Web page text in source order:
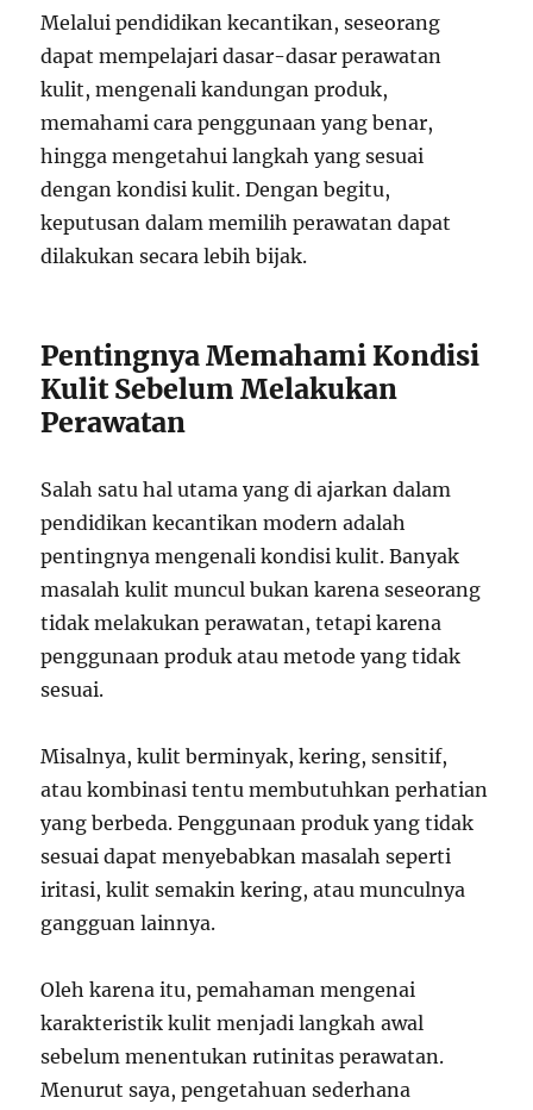
Melalui pendidikan kecantikan, seseorang
dapat mempelajari dasar-dasar perawatan
kulit, mengenali kandungan produk,
memahami cara penggunaan yang benar,
hingga mengetahui langkah yang sesuai
dengan kondisi kulit. Dengan begitu,
keputusan dalam memilih perawatan dapat
dilakukan secara lebih bijak.
Pentingnya Memahami Kondisi
Kulit Sebelum Melakukan
Perawatan
Salah satu hal utama yang di ajarkan dalam
pendidikan kecantikan modern adalah
pentingnya mengenali kondisi kulit. Banyak
masalah kulit muncul bukan karena seseorang
tidak melakukan perawatan, tetapi karena
penggunaan produk atau metode yang tidak
sesuai.
Misalnya, kulit berminyak, kering, sensitif,
atau kombinasi tentu membutuhkan perhatian
yang berbeda. Penggunaan produk yang tidak
sesuai dapat menyebabkan masalah seperti
iritasi, kulit semakin kering, atau munculnya
gangguan lainnya.
Oleh karena itu, pemahaman mengenai
karakteristik kulit menjadi langkah awal
sebelum menentukan rutinitas perawatan.
Menurut saya, pengetahuan sederhana